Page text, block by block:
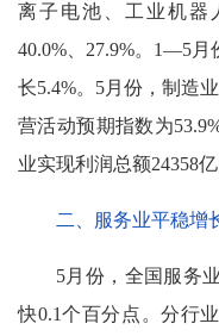
离子电池、工业机器
40.0%、27.9%。1—5
长5.4%。5月份，制造
营活动预期指数为
业实现利润总额24358
二、服务业平稳增
5月份，全国服务
快0.1个百分点。分行